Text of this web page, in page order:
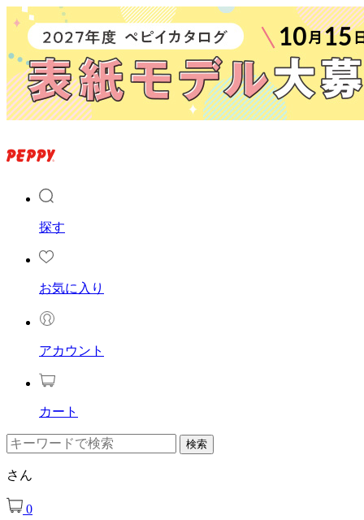
探す
お気に入り
アカウント
カート
さん
0